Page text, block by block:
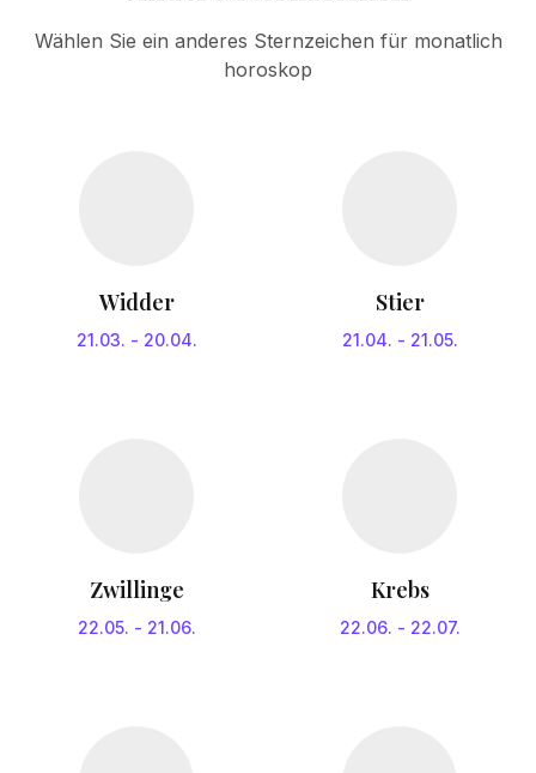
Wählen Sie ein anderes Sternzeichen für monatlich
horoskop
Widder
21.03. - 20.04.
Stier
21.04. - 21.05.
Zwillinge
22.05. - 21.06.
Krebs
22.06. - 22.07.